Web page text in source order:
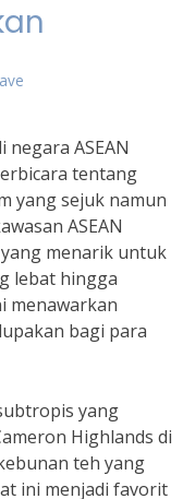
ASEAN
tentang
yang sejuk namun
ASEAN
menarik untuk
lebat hingga
menawarkan
bagi para
yang
Highlands di
teh yang
ini menjadi favorit